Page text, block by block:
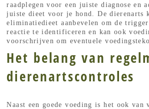
raadplegen voor een juiste diagnose en
juiste dieet voor je hond. De dierenarts
eliminatiedieet aanbevelen om de
reactie te identificeren en kan ook
voorschrijven om eventuele
Het belang van
dierenartscontroles
Naast een goede voeding is het ook van